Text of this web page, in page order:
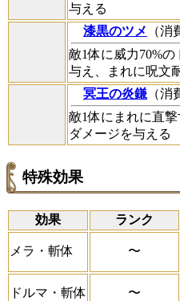
与える
漆黒のツメ
（消
敵1体に威力70%
与え、まれに呪文
冥王の炎鎌 （消
敵1体にまれに直
ダメージを与える
特殊効果
効果 ランク
メラ・斬体 〜
ドルマ・斬体 〜